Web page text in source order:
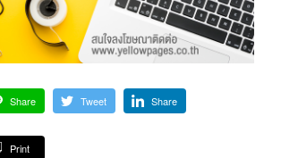
Share Tweet Share
Print